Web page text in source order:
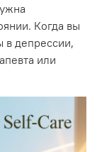
Когда вы
в депрессии,
или